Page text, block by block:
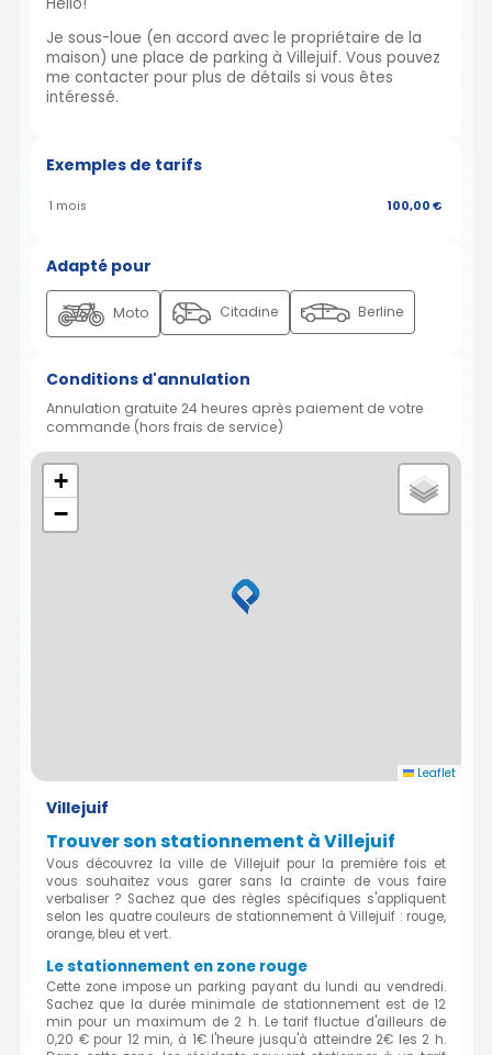
Je sous-loue (en accord avec le propriétaire de la
maison) une place de parking à Villejuif. Vous pouvez
me contacter pour plus de détails si vous êtes
intéressé.
Exemples de tarifs
1 mois 100,00 €
Adapté pour
Moto Citadine Berline
Conditions d'annulation
Annulation gratuite 24 heures après paiement de votre
commande (hors frais de service)
+
−
Leaflet
Villejuif
Trouver son stationnement à Villejuif
Vous découvrez la ville de Villejuif pour la première fois et
vous souhaitez vous garer sans la crainte de vous faire
verbaliser ? Sachez que des règles spécifiques s'appliquent
selon les quatre couleurs de stationnement à Villejuif : rouge,
orange, bleu et vert.
Le stationnement en zone rouge
Cette zone impose un parking payant du lundi au vendredi.
Sachez que la durée minimale de stationnement est de 12
min pour un maximum de 2 h. Le tarif fluctue d'ailleurs de
0,20 € pour 12 min, à 1€ l'heure jusqu'à atteindre 2€ les 2 h.